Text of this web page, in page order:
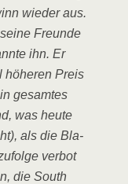
wie­der aus.
Freun­de
ihn. Er
höhe­ren Preis
gesam­tes
was heu­te
als die Bla­
ver­bot
die South